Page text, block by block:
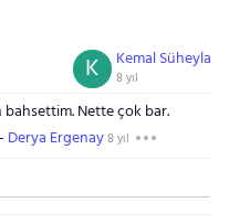
Kemal Süheyla
8 yıl
K
Nette çok bar.
Derya Ergenay8 yıl